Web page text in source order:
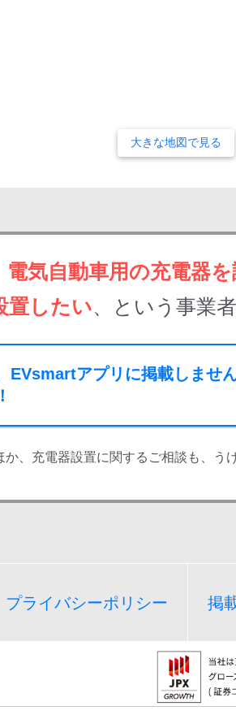
大きな地図で見る
電気自動車用の充電器を
置したい、という事業
EVsmartアプリに掲載しませ
、充電器設置に関するご相談も、う
プライバシーポリシー 掲